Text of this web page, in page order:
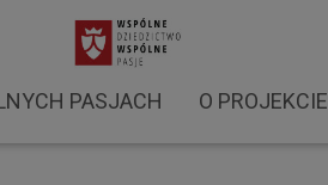
PASJACH O PROJEKCIE
o Zamość 2023 (5)